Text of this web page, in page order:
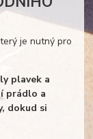
je nutný pro
plavek a
prádlo a
dokud si